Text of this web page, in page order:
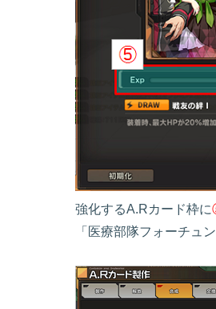
強化するA.Rカード枠に
「医療部隊フォーチュ